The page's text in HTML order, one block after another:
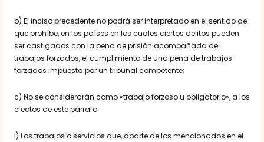
b) El inciso precedente no podrá ser interpretado en el sentido de
que prohíbe, en los países en los cuales ciertos delitos pueden
ser castigados con la pena de prisión acompañada de
trabajos forzados, el cumplimiento de una pena de trabajos
forzados impuesta por un tribunal competente;
c) No se considerarán como «trabajo forzoso u obligatorio», a los
efectos de este párrafo:
i) Los trabajos o servicios que, aparte de los mencionados en el